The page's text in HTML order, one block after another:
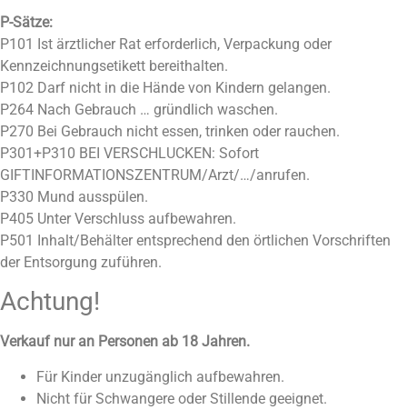
P-Sätze:
P101 Ist ärztlicher Rat erforderlich, Verpackung oder
Kennzeichnungsetikett bereithalten.
P102 Darf nicht in die Hände von Kindern gelangen.
P264 Nach Gebrauch … gründlich waschen.
P270 Bei Gebrauch nicht essen, trinken oder rauchen.
P301+P310 BEI VERSCHLUCKEN: Sofort
GIFTINFORMATIONSZENTRUM/Arzt/…/anrufen.
P330 Mund ausspülen.
P405 Unter Verschluss aufbewahren.
P501 Inhalt/Behälter entsprechend den örtlichen Vorschriften
der Entsorgung zuführen.
Achtung!
Verkauf nur an Personen ab 18 Jahren.
Für Kinder unzugänglich aufbewahren.
Nicht für Schwangere oder Stillende geeignet.